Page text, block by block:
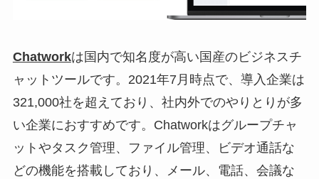
Chatworkは国内で知名度が高い国産のビジネスチ
ャットツールです。2021年7月時点で、導入企業は
321,000社を超えており、社内外でのやりとりが多
い企業におすすめです。Chatworkはグループチャ
ットやタスク管理、ファイル管理、ビデオ通話な
どの機能を搭載しており、メール、電話、会議な